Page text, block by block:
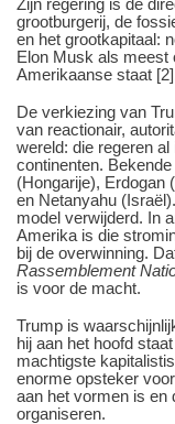
grootburgerij, de
en het grootkapitaal:
Elon Musk als meest
Amerikaanse staat
De verkiezing van
van reactionair,
wereld: die regeren
continenten.
(Hongarije), Erdogan
en Netanyahu
model verwijderd. In
Amerika is die
bij de overwinning.
Rassemblement
is voor de macht.
Trump is
hij aan het hoofd
machtigste
enorme opsteker
aan het vormen is en
organiseren.